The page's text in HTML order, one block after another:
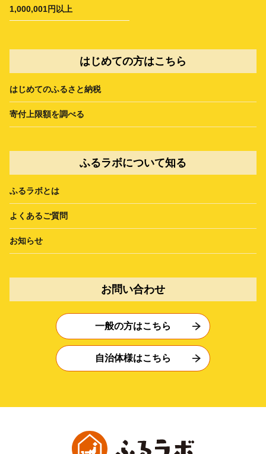
1,000,001円以上
はじめての方はこちら
はじめてのふるさと納税
寄付上限額を調べる
ふるラボについて知る
ふるラボとは
よくあるご質問
お知らせ
お問い合わせ
一般の方はこちら
自治体様はこちら